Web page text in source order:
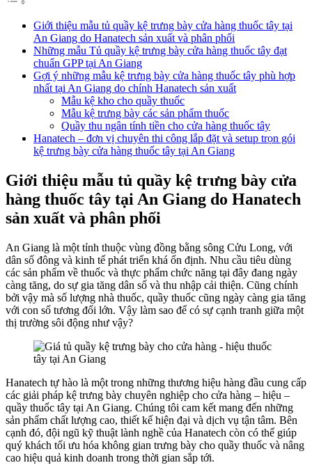
Giới thiệu mẫu tủ quầy kệ trưng bày cửa hàng thuốc tây tại
An Giang do Hanatech sản xuất và phân phối
Những mẫu Tủ quầy kệ trưng bày cửa hàng thuốc tây đạt
chuẩn GPP tại An Giang
Gợi ý những mẫu kệ trưng bày cửa hàng thuốc tây phù hợp
nhất tại An Giang do chính Hanatech sản xuất
Mẫu kệ kho cho quầy thuốc
Mẫu kệ trưng bày các sản phẩm thuốc
Quầy thu ngân tính tiền cho cửa hàng thuốc tây
Hanatech – đơn vị chuyên thi công lắp đặt và setup trọn gói
kệ trưng bày cửa hàng thuốc tây tại An Giang
Giới thiệu mẫu tủ quầy kệ trưng bày cửa
hàng thuốc tây tại An Giang do Hanatech
sản xuất và phân phối
An Giang là một tỉnh thuộc vùng đồng bằng sông Cửu Long, với
dân số đông và kinh tế phát triển khá ổn định. Nhu cầu tiêu dùng
các sản phẩm về thuốc và thực phẩm chức năng tại đây đang ngày
càng tăng, do sự gia tăng dân số và thu nhập cải thiện. Cũng chính
bởi vậy mà số lượng nhà thuốc, quầy thuốc cũng ngày càng gia tăng
với con số tương đối lớn. Vậy làm sao để có sự cạnh tranh giữa một
thị trường sôi động như vậy?
Hanatech tự hào là một trong những thương hiệu hàng đầu cung cấp
các giải pháp kệ trưng bày chuyên nghiệp cho cửa hàng – hiệu –
quầy thuốc tây tại An Giang. Chúng tôi cam kết mang đến những
sản phẩm chất lượng cao, thiết kế hiện đại và dịch vụ tận tâm. Bên
cạnh đó, đội ngũ kỹ thuật lành nghề của Hanatech còn có thể giúp
quý khách tối ưu hóa không gian trưng bày cho quầy thuốc và nâng
cao hiệu quả kinh doanh trong thời gian sắp tới.